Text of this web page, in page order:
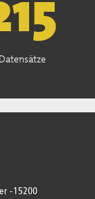
Datensätze
-15200